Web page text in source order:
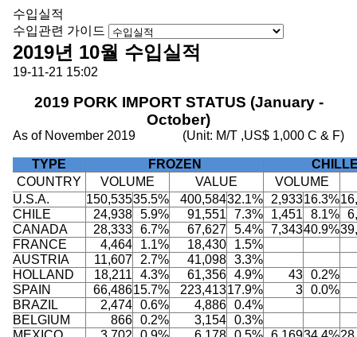
수입실적
수입관련 가이드
2019년 10월 수입실적
19-11-21 15:02
2019 PORK IMPORT STATUS (January -
October)
As of November 2019 (Unit: M/T ,US$ 1,000 C & F)
TYPE FROZEN
COUNTRY
VOLUME VALUE
VOLUME
U.S.A.
150,53535.5% 400,58432.1% 2,93316.3%
CHILE
24,938 5.9% 91,551 7.3% 1,451 8.1%
CANADA
28,333 6.7% 67,627 5.4% 7,34340.9%
FRANCE
4,464 1.1% 18,430
1.5%
AUSTRIA
11,607 2.7% 41,098 3.3%
HOLLAND
18,211 4.3% 61,356 4.9% 43 0.2%
SPAIN
66,48615.7% 223,41317.9% 3 0.0%
BRAZIL
2,474 0.6% 4,886 0.4%
BELGIUM
866 0.2% 3,154 0.3%